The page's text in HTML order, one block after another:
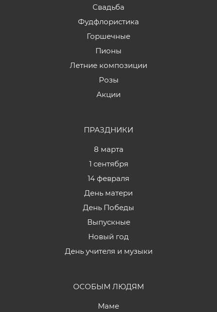
Свадьба
Фудфлористика
Горшечные
Пионы
Летние композиции
Розы
Акции
ПРАЗДНИКИ
8 марта
1 сентября
14 февраля
День матери
День Победы
Выпускные
Новый год
День учителя и музыки
ОСОБЫМ ЛЮДЯМ
Маме